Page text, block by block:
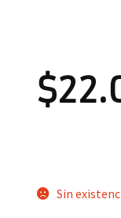
$
Sin